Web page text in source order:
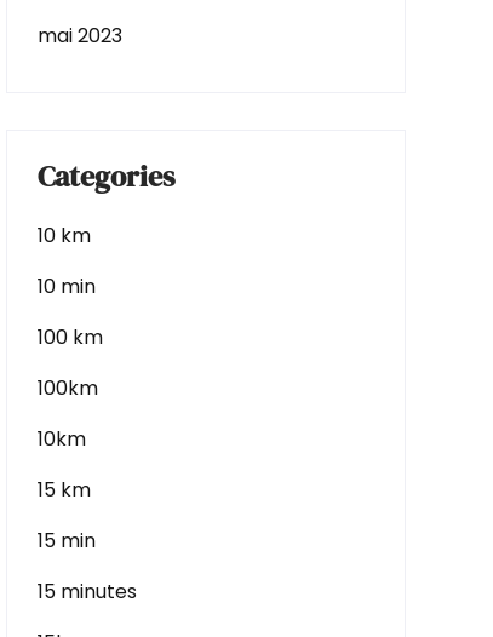
mai 2023
Categories
10 km
10 min
100 km
100km
10km
15 km
15 min
15 minutes